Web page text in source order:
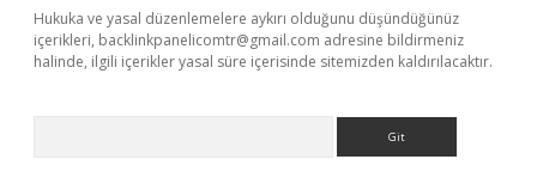
Hukuka ve yasal düzenlemelere aykırı olduğunu düşündüğünüz
içerikleri, backlinkpanelicomtr@gmail.com adresine bildirmeniz
halinde, ilgili içerikler yasal süre içerisinde sitemizden kaldırılacaktır.